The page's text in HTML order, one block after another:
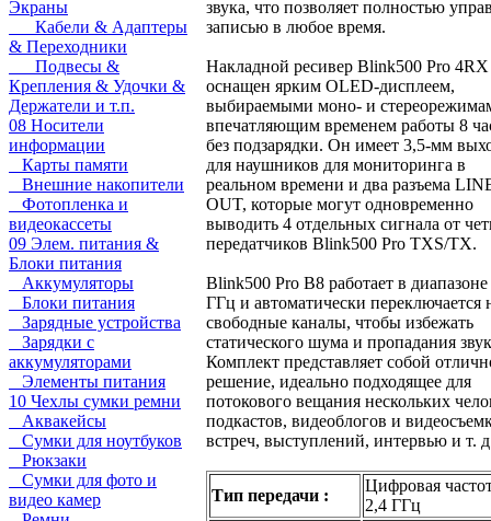
Экраны
Кабели & Адаптеры
& Переходники
Подвесы &
Крепления & Удочки &
Держатели и т.п.
08 Носители
информации
Карты памяти
Внешние накопители
Фотопленка и
видеокассеты
09 Элем. питания &
Блоки питания
Аккумуляторы
Блоки питания
Зарядные устройства
Зарядки с
аккумуляторами
Элементы питания
10 Чехлы сумки ремни
Аквакейсы
Сумки для ноутбуков
Рюкзаки
Сумки для фото и
видео камер
звука, что позволяет полностью
записью в любое время.
Накладной ресивер Blink500 Pro 4RX
оснащен ярким OLED-дисплеем,
выбираемыми моно- и
впечатляющим временем работы 8
без подзарядки. Он имеет 3,5-мм
для наушников для мониторинга в
реальном времени и два разъема
OUT, которые могут одновременно
выводить 4 отдельных сигнала от
передатчиков Blink500 Pro TXS/TX.
Blink500 Pro B8 работает в
ГГц и автоматически переключается
свободные каналы, чтобы избежать
статического шума и пропадания
Комплект представляет собой
решение, идеально подходящее для
потокового вещания нескольких
подкастов, видеоблогов и
встреч, выступлений, интервью и т.
Тип передачи :
Цифровая
2,4 ГГц